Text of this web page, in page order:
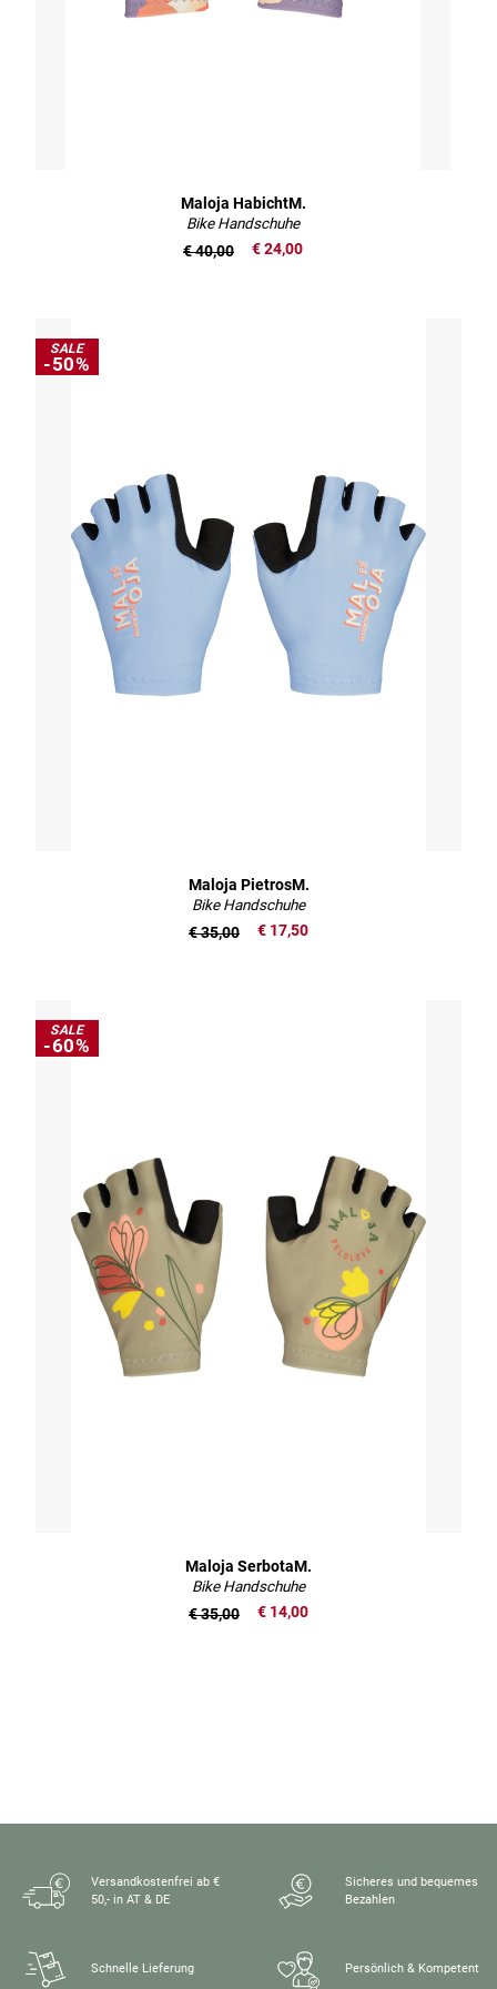
Maloja HabichtM.
Bike Handschuhe
€ 24,00
€ 40,00
SALE
-50%
Maloja PietrosM.
Bike Handschuhe
€ 17,50
€ 35,00
SALE
-60%
Maloja SerbotaM.
Bike Handschuhe
€ 14,00
€ 35,00
Versandkostenfrei ab €
50,- in AT & DE
Sicheres und bequemes
Bezahlen
Schnelle Lieferung Persönlich & Kompetent